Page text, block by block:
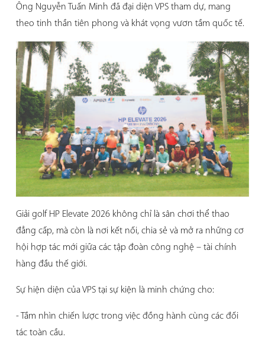
Ông Nguyễn Tuấn Minh đã đại diện VPS tham dự, mang
theo tinh thần tiên phong và khát vọng vươn tầm quốc tế.
Giải golf HP Elevate 2026 không chỉ là sân chơi thể thao
đẳng cấp, mà còn là nơi kết nối, chia sẻ và mở ra những cơ
hội hợp tác mới giữa các tập đoàn công nghệ – tài chính
hàng đầu thế giới.
Sự hiện diện của VPS tại sự kiện là minh chứng cho:
- Tầm nhìn chiến lược trong việc đồng hành cùng các đối
tác toàn cầu.